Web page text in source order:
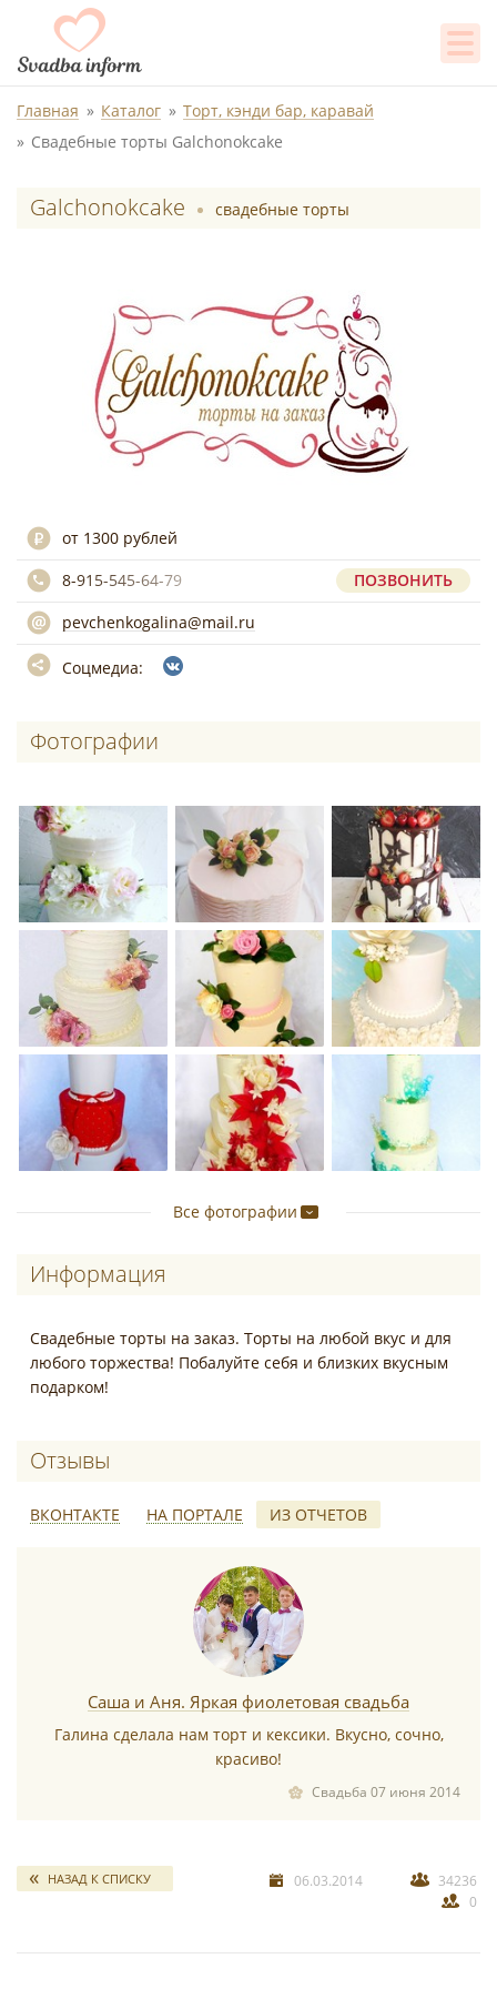
Главная Каталог
Торт, кэнди бар, каравай
Свадебные торты Galchonokcake
Galchonokcake свадебные торты
от 1300 рублей
8-915-545-64-79
ПОЗВОНИТЬ
pevchenkogalina@mail.ru
Соцмедиа:
Информация
Свадебные торты на заказ. Торты на любой вкус и для
любого торжества! Побалуйте себя и близких вкусным
подарком!
Фотографии
Все фотографии
Отзывы о Galchonokcake
ВКОНТАКТЕ НА ПОРТАЛЕ ИЗ ОТЧЕТОВ
Саша и Аня. Яркая фиолетовая свадьба
Галина сделала нам торт и кексики. Вкусно, сочно,
красиво!
Свадьба 07 июня 2014
НАЗАД К СПИСКУ 06.03.2014
34236
0